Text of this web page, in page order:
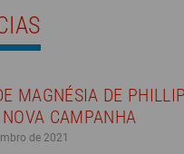
MAGNÉSIA DE
CAMPANHA
de 2021